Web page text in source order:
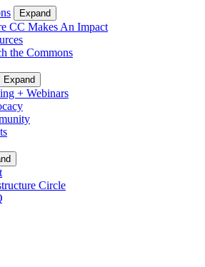
Expand
CC Makes An Impact
the Commons
Expand
+ Webinars
Circle